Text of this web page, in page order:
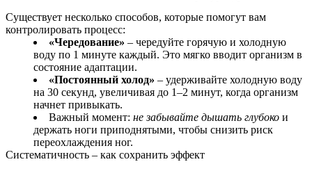
Существует несколько способов, которые помогут вам
контролировать процесс:
«Чередование» – чередуйте горячую и холодную
воду по 1 минуте каждый. Это мягко вводит организм в
состояние адаптации.
«Постоянный холод» – удерживайте холодную воду
на 30 секунд, увеличивая до 1–2 минут, когда организм
начнет привыкать.
Важный момент: не забывайте дышать глубоко и
держать ноги приподнятыми, чтобы снизить риск
переохлаждения ног.
Систематичность – как сохранить эффект